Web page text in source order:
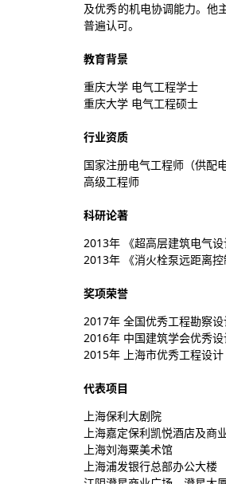
及优秀的机电协调能力。他
普遍认可。
教育背景
重庆大学 电气工程学士
重庆大学 电气工程硕士
行业资质
国家注册电气工程师（供配电
高级工程师
科研论著
2013年 《超高层建筑电气
2013年 《消火栓泵远距离
奖项荣誉
2017年 全国优秀工程勘察
2016年 中国建筑学会优秀
2015年 上海市优秀工程设
代表项目
上海保利大剧院
上海嘉定保利凯悦酒店及商
上海刘海粟美术馆
上海浦发银行总部办公大楼